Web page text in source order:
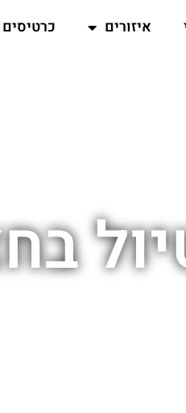
איזורים כרטיסים